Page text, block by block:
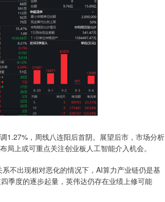
，周线八连阳后首阴。展望后市，市场分析
上或可重点关注创业板人工智能介入机会。
不出现相对恶化的情况下，AI算力产业链仍是基
季度的逐步起量，英伟达仍存在业绩上修可能